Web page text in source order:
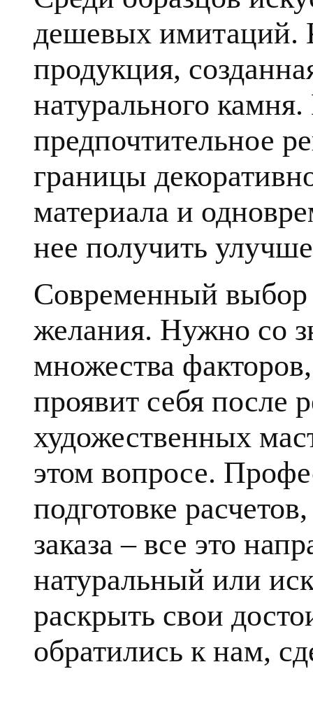
дешевых имитаций.
продукция,
натурального
предпочтительное
границы
материала и
нее получить
Современный выбор
желания. Нужно со
множества
проявит себя после
художественных
этом вопросе.
подготовке
заказа – все это
натуральный или
раскрыть свои
обратились к нам,